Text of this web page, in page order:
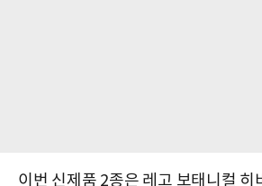
이번 신제품 2종은 레고 보태니컬